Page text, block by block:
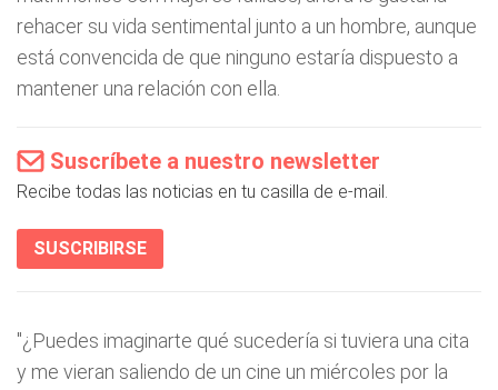
rehacer su vida sentimental junto a un hombre, aunque
está convencida de que ninguno estaría dispuesto a
mantener una relación con ella.
Suscríbete a nuestro newsletter
Recibe todas las noticias en tu casilla de e-mail.
SUSCRIBIRSE
"¿Puedes imaginarte qué sucedería si tuviera una cita
y me vieran saliendo de un cine un miércoles por la